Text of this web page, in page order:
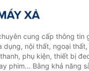
cung cấp thông tin
dụng, nội thất, ngoại
phụ kiện, thiết bị
phim... Bằng khả năng